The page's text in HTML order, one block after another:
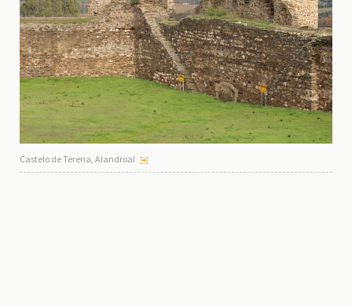
Castelo de Terena, Alandroal